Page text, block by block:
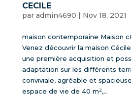
CECILE
par admin4690 | Nov 18, 2021
maison contemporaine Maison
Venez découvrir la maison
une première acquisition et
adaptation sur les différents
conviviale, agréable et
espace de vie de 40 m²,...